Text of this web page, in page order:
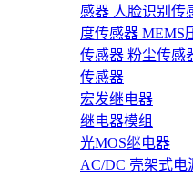
感器 人脸识别传
度传感器 MEMS
传感器 粉尘传感
传感器
宏发继电器
继电器模组
光MOS继电器
AC/DC 壳架式电